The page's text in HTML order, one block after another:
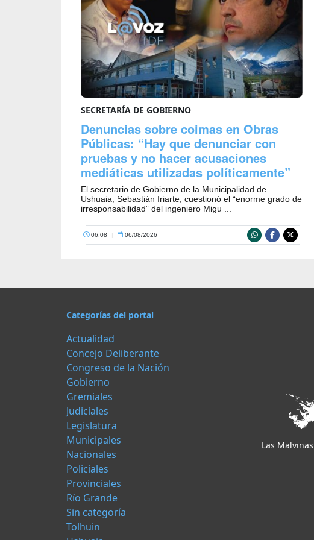
SECRETARÍA DE GOBIERNO
Denuncias sobre coimas en Obras
Públicas: “Hay que denunciar con
pruebas y no hacer acusaciones
mediáticas utilizadas políticamente”
El secretario de Gobierno de la Municipalidad de
Ushuaia, Sebastián Iriarte, cuestionó el “enorme grado de
irresponsabilidad” del ingeniero Migu ...
06:08 | 06/08/2026
Categorías del portal
Actualidad
Concejo Deliberante
Congreso de la Nación
Gobierno
Gremiales
Judiciales
Legislatura
Municipales
Nacionales
Policiales
Provinciales
Río Grande
Sin categoría
Tolhuin
Las